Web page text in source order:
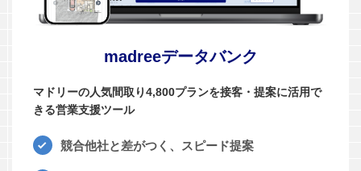
madreeデータバンク
マドリーの人気間取り4,800プランを接客・提案に活用で
きる営業支援ツール
競合他社と差がつく、スピード提案